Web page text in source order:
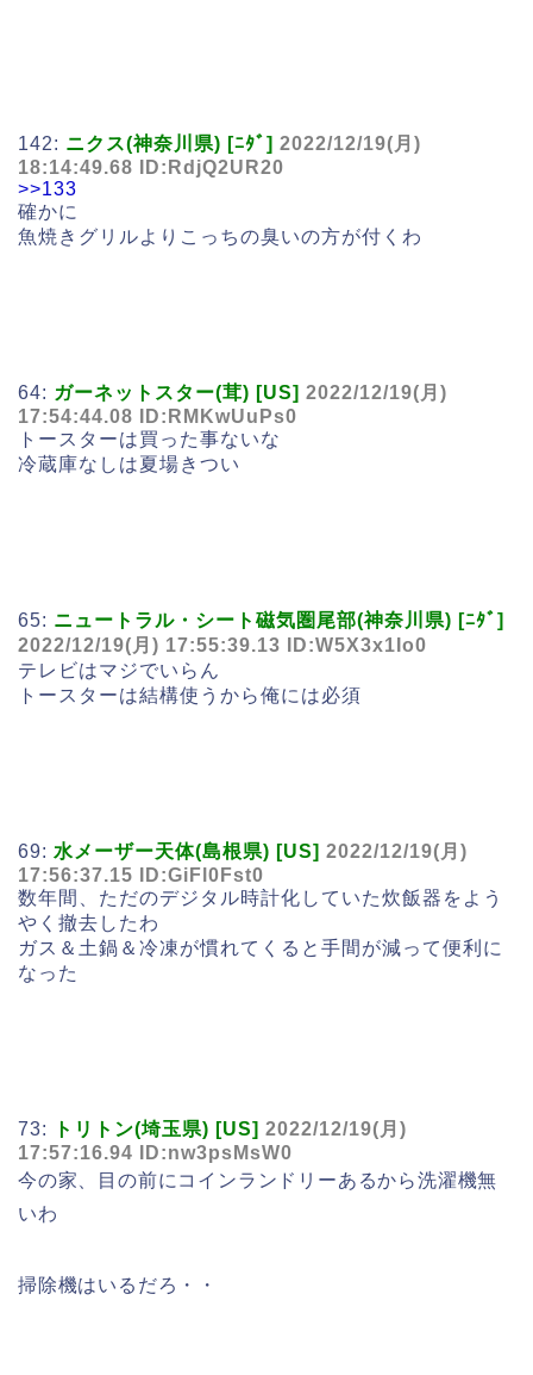
142: ニクス(神奈川県) [ﾆﾀﾞ] 2022/12/19(月)
18:14:49.68 ID:RdjQ2UR20
>>133
確かに
魚焼きグリルよりこっちの臭いの方が付くわ
64: ガーネットスター(茸) [US] 2022/12/19(月)
17:54:44.08 ID:RMKwUuPs0
トースターは買った事ないな
冷蔵庫なしは夏場きつい
65: ニュートラル・シート磁気圏尾部(神奈川県) [ﾆﾀﾞ]
2022/12/19(月) 17:55:39.13 ID:W5X3x1Io0
テレビはマジでいらん
トースターは結構使うから俺には必須
69: 水メーザー天体(島根県) [US] 2022/12/19(月)
17:56:37.15 ID:GiFl0Fst0
数年間、ただのデジタル時計化していた炊飯器をよう
やく撤去したわ
ガス＆土鍋＆冷凍が慣れてくると手間が減って便利に
なった
73: トリトン(埼玉県) [US] 2022/12/19(月)
17:57:16.94 ID:nw3psMsW0
今の家、目の前にコインランドリーあるから洗濯機無
いわ
掃除機はいるだろ・・